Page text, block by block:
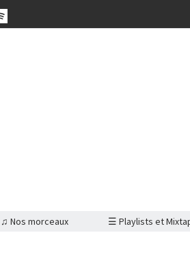
♫ Nos morceaux ☰ Playlists et